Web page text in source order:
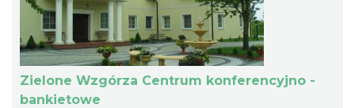
Zielone Wzgórza Centrum konferencyjno -
bankietowe